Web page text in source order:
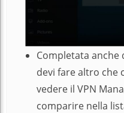
Completata anche
devi fare altro che
vedere il VPN
comparire nella